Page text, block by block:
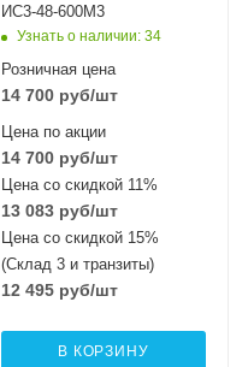
ИС3-48-600М3
Узнать о наличии: 34
Розничная цена
14 700руб/шт
Цена по акции
14 700руб/шт
Цена со скидкой 11%
13 083руб/шт
Цена со скидкой 15%
(Склад 3 и транзиты)
12 495руб/шт
В КОРЗИНУ